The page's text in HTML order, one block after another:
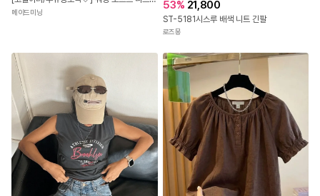
메이드미닝
53% 21,800
ST-5181시스루 배색 니트 긴팔
로즈몽